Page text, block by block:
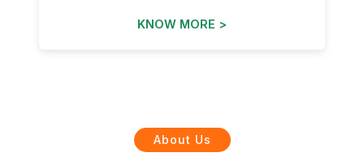
KNOW MORE >
About Us